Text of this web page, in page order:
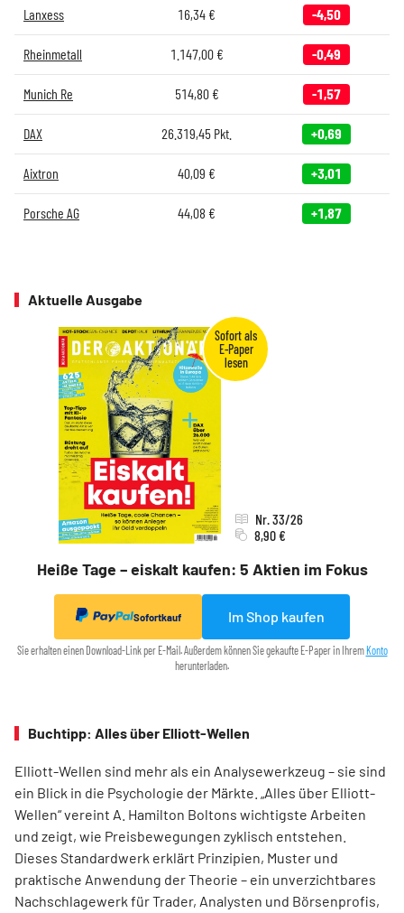
Lanxess 16,34 € -4,50
Rheinmetall 1.147,00€ -0,49
Munich Re 514,80€ -1,57
DAX 26.319,45 Pkt. +0,69
Aixtron 40,09 € +3,01
Porsche AG 44,08 € +1,87
Aktuelle Ausgabe
Heiße Tage – eiskalt kaufen: 5 Aktien im Fokus
Nr. 33/26
8,90 €
Sofortkauf Im Shop kaufen
Sie erhalten einen Download-Link per E-Mail. Außerdem können Sie gekaufte E-Paper in Ihrem Konto
herunterladen.
Buchtipp: Alles über Elliott-Wellen
Elliott-Wellen sind mehr als ein Analysewerkzeug – sie sind
ein Blick in die Psychologie der Märkte. „Alles über Elliott-
Wellen“ vereint A. Hamilton Boltons wichtigste Arbeiten
und zeigt, wie Preisbewegungen zyklisch entstehen.
Dieses Standardwerk erklärt Prinzipien, Muster und
praktische Anwendung der Theorie – ein unverzichtbares
Nachschlagewerk für Trader, Analysten und Börsenprofis,